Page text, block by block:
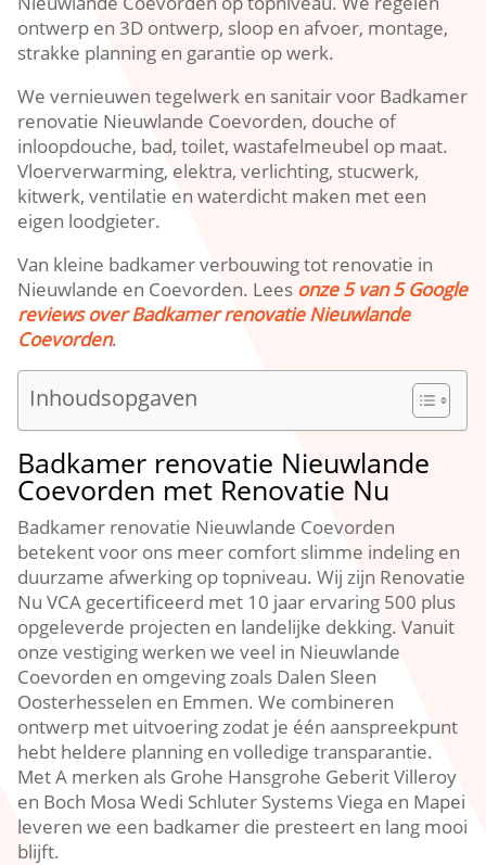
ontwerp en 3D ontwerp, sloop en afvoer, montage,
strakke planning en garantie op werk.
We vernieuwen tegelwerk en sanitair voor Badkamer
renovatie Nieuwlande Coevorden, douche of
inloopdouche, bad, toilet, wastafelmeubel op maat.
Vloerverwarming, elektra, verlichting, stucwerk,
kitwerk, ventilatie en waterdicht maken met een
eigen loodgieter.
Van kleine badkamer verbouwing tot renovatie in
Nieuwlande en Coevorden. Lees onze 5 van 5 Google
reviews over Badkamer renovatie Nieuwlande
Coevorden.
Inhoudsopgaven
Badkamer renovatie Nieuwlande
Coevorden met Renovatie Nu
Badkamer renovatie Nieuwlande Coevorden
betekent voor ons meer comfort slimme indeling en
duurzame afwerking op topniveau. Wij zijn Renovatie
Nu VCA gecertificeerd met 10 jaar ervaring 500 plus
opgeleverde projecten en landelijke dekking. Vanuit
onze vestiging werken we veel in Nieuwlande
Coevorden en omgeving zoals Dalen Sleen
Oosterhesselen en Emmen. We combineren
ontwerp met uitvoering zodat je één aanspreekpunt
hebt heldere planning en volledige transparantie.
Met A merken als Grohe Hansgrohe Geberit Villeroy
en Boch Mosa Wedi Schluter Systems Viega en Mapei
leveren we een badkamer die presteert en lang mooi
blijft.